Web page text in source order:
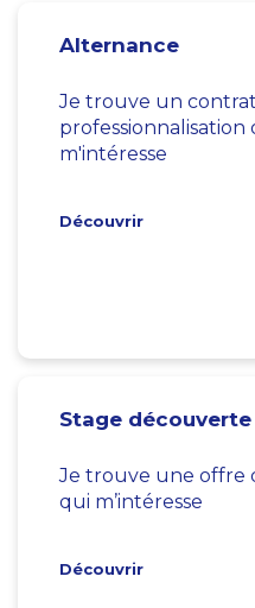
Alternance
Je trouve un
m'intéresse
Découvrir
Stage découverte
Je trouve une offre
qui m’intéresse
Découvrir